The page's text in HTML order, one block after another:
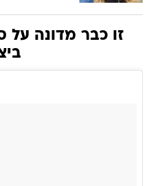
זו כבר מדונה על